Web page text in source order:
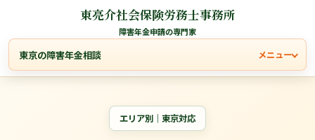
東亮介社会保険労務士事務所
障害年金申請の専門家
東京の障害年金相談 メニュー
エリア別｜東京対応